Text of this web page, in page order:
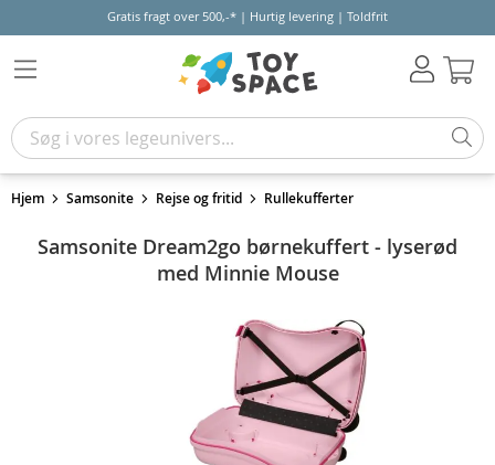
Gratis fragt over 500,-* | Hurtig levering | Toldfrit
Hjem Samsonite Rejse og fritid Rullekufferter
Samsonite Dream2go børnekuffert - lyserød
med Minnie Mouse